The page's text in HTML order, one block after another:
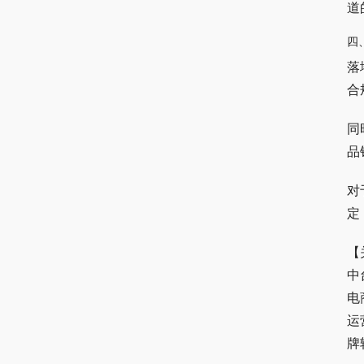
道
四
落
合
同
品
对
定
中
电
运
牌